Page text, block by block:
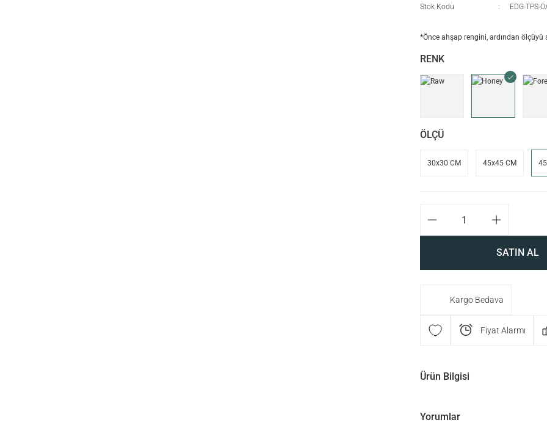
Stok Kodu
EDG-TPS-
*Önce ahşap rengini, ardından ölçüyü
RENK
ÖLÇÜ
30x30 CM 45x45 CM
SATIN AL
Kargo Bedava
Fiyat Alarmı
Ürün Bilgisi
Yorumlar